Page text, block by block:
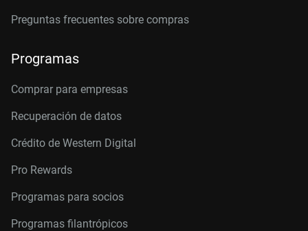
Preguntas frecuentes sobre compras
Programas
Comprar para empresas
Recuperación de datos
Crédito de Western Digital
Pro Rewards
Programas para socios
Programas filantrópicos